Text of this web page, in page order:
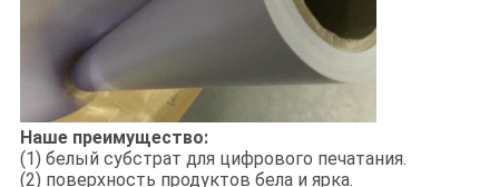
Наше преимущество:
(1) белый субстрат для цифрового печатания.
(2) поверхность продуктов бела и ярка.